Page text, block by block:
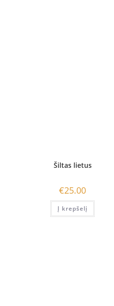
Šiltas lietus
€25.00
Į krepšelį